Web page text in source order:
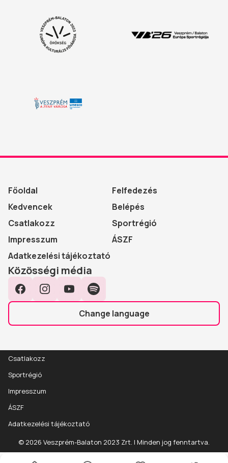
Esemény
részletei
Részletek
Főoldal
Felfedezés
Kedvencek
Belépés
Csatlakozz
Sportrégió
Impresszum
ÁSZF
Adatkezelési tájékoztató
Közösségi média
Change language
© 2026 Veszprém-Balaton 2023 Zrt. | Minden jog fenntartva.
Csatlakozz
Sportrégió
Impresszum
ÁSZF
Adatkezelési tájékoztató